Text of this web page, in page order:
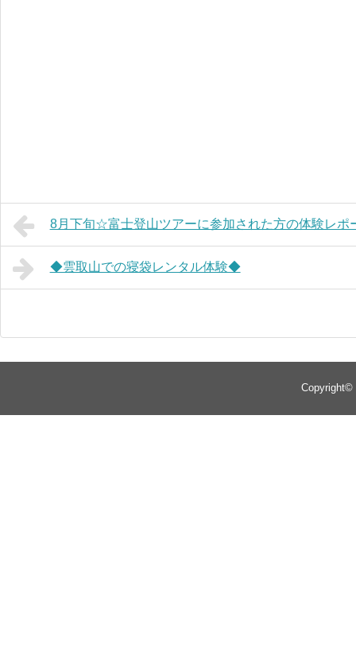
8月下旬☆富士登山ツアーに参加された方の体験レポ
◆雲取山での寝袋レンタル体験◆
Copyright©